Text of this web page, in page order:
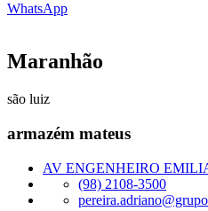
WhatsApp
Maranhão
são luiz
armazém mateus
AV ENGENHEIRO
(98) 2108-3500